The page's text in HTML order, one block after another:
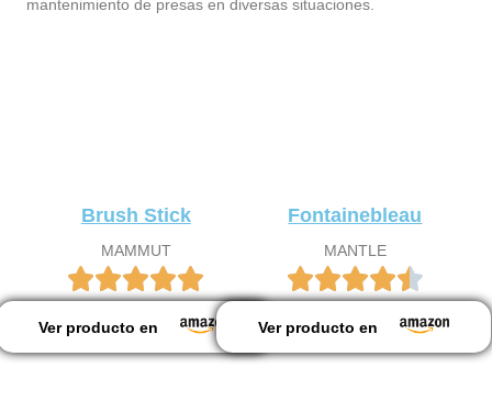
mantenimiento de presas en diversas situaciones.
Brush Stick
MAMMUT
Ver producto en
Fontainebleau
MANTLE
Ver producto en